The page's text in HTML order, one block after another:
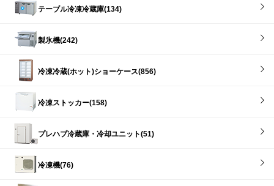
テーブル冷凍冷蔵庫(134)
製氷機(242)
冷凍冷蔵(ホット)ショーケース(856)
冷凍ストッカー(158)
プレハブ冷蔵庫・冷却ユニット(51)
冷凍機(76)